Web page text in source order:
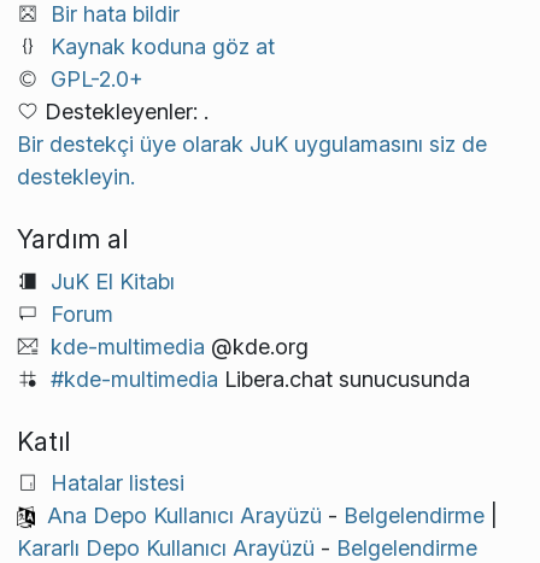
Bir hata bildir
Kaynak koduna göz at
GPL-2.0+
Destekleyenler: .
Bir destekçi üye olarak JuK uygulamasını siz de
destekleyin.
Yardım al
JuK El Kitabı
Forum
kde-multimedia @kde.org
#kde-multimedia Libera.chat sunucusunda
Katıl
Hatalar listesi
Ana Depo Kullanıcı Arayüzü - Belgelendirme|
Kararlı Depo Kullanıcı Arayüzü - Belgelendirme